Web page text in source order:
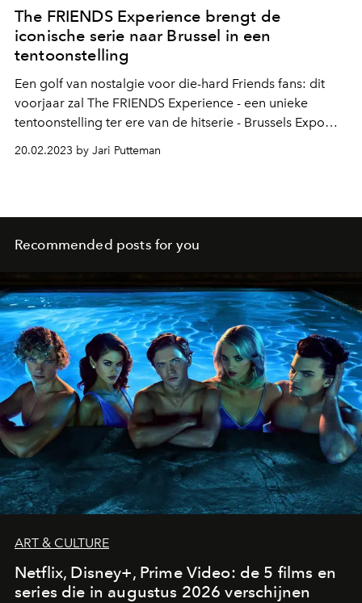
The FRIENDS Experience brengt de
iconische serie naar Brussel in een
tentoonstelling
Een golf van nostalgie voor die-hard Friends fans: dit
voorjaar zal The FRIENDS Experience - een unieke
tentoonstelling ter ere van de hitserie - Brussels Expo
overnemen, na eerdere stops in steden als Boston,
Washington D.C. en de succesvolle show in Parijs.
20.02.2023 by Jari Putteman
Recommended posts for you
ART & CULTURE
Netflix, Disney+, Prime Video: de 5 films en
series die in augustus 2026 verschijnen